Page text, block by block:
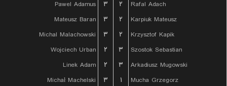
Pawel Adamus ۳ ۲
Rafal Adach
Mateusz Baran
۳ ۲
Karpiuk Mateusz
Michal Malachowski
۳ ۲
Krzysztof Kapik
Wojciech Urban
۲ ۳
Szostok Sebastian
Linek Adam
۲ ۳
Arkadiusz Mugowski
Michał Machelski
۳ ۱
Mucha Grzegorz